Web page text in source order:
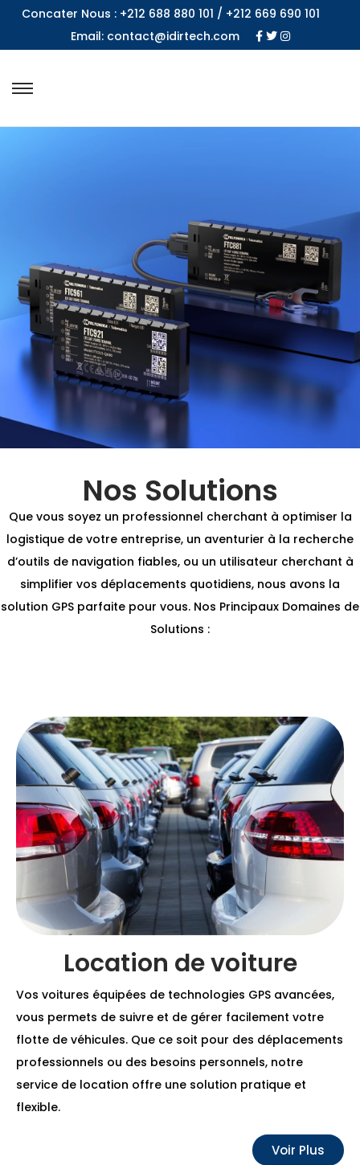
Concater Nous : +212 688 880 101 / +212 669 690 101
Email: contact@idirtech.com
Nos Solutions
Que vous soyez un professionnel cherchant à optimiser la
logistique de votre entreprise, un aventurier à la recherche
d’outils de navigation fiables, ou un utilisateur cherchant à
simplifier vos déplacements quotidiens, nous avons la
solution GPS parfaite pour vous. Nos Principaux Domaines de
Solutions :
Location de voiture
Vos voitures équipées de technologies GPS avancées,
vous permets de suivre et de gérer facilement votre
flotte de véhicules. Que ce soit pour des déplacements
professionnels ou des besoins personnels, notre
service de location offre une solution pratique et
flexible.
Voir Plus